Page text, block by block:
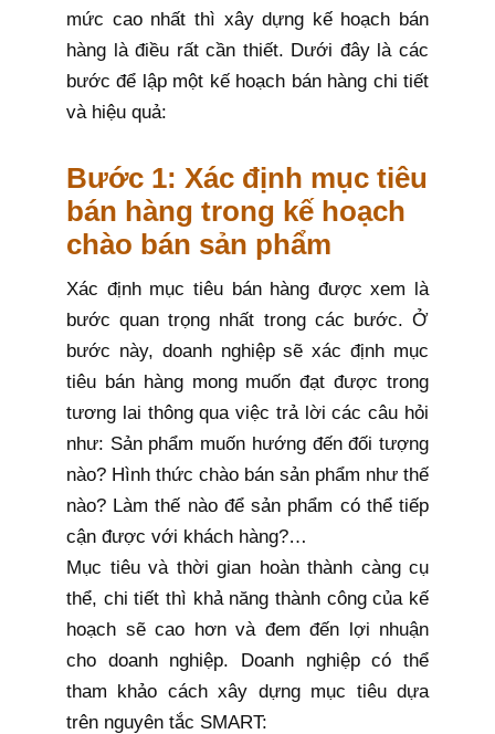
mức cao nhất thì xây dựng kế hoạch bán
hàng là điều rất cần thiết. Dưới đây là các
bước để lập một kế hoạch bán hàng chi tiết
và hiệu quả:
Bước 1: Xác định mục tiêu
bán hàng trong kế hoạch
chào bán sản phẩm
Xác định mục tiêu bán hàng được xem là
bước quan trọng nhất trong các bước. Ở
bước này, doanh nghiệp sẽ xác định mục
tiêu bán hàng mong muốn đạt được trong
tương lai thông qua việc trả lời các câu hỏi
như: Sản phẩm muốn hướng đến đối tượng
nào? Hình thức chào bán sản phẩm như thế
nào? Làm thế nào để sản phẩm có thể tiếp
cận được với khách hàng?…
Mục tiêu và thời gian hoàn thành càng cụ
thể, chi tiết thì khả năng thành công của kế
hoạch sẽ cao hơn và đem đến lợi nhuận
cho doanh nghiệp. Doanh nghiệp có thể
tham khảo cách xây dựng mục tiêu dựa
trên nguyên tắc SMART: